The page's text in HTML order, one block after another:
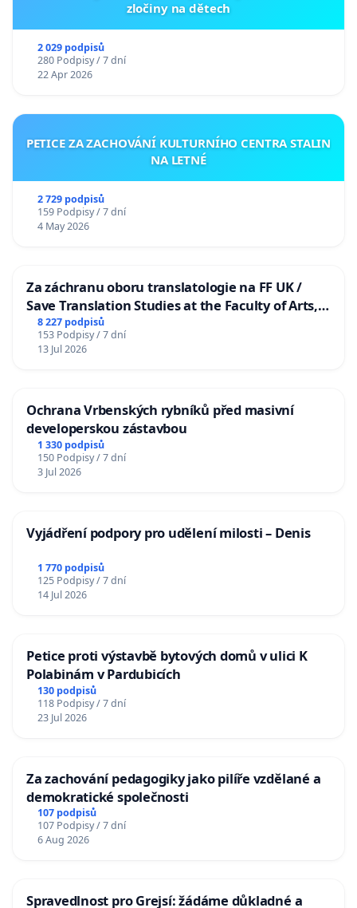
zločiny na dětech
2 029 podpisů
280 Podpisy / 7 dní
22 Apr 2026
PETICE ZA ZACHOVÁNÍ KULTURNÍHO CENTRA STALIN
NA LETNÉ
2 729 podpisů
159 Podpisy / 7 dní
4 May 2026
Za záchranu oboru translatologie na FF UK /
Save Translation Studies at the Faculty of Arts,
Charles University
8 227 podpisů
153 Podpisy / 7 dní
13 Jul 2026
Ochrana Vrbenských rybníků před masivní
developerskou zástavbou
1 330 podpisů
150 Podpisy / 7 dní
3 Jul 2026
Vyjádření podpory pro udělení milosti – Denis
1 770 podpisů
125 Podpisy / 7 dní
14 Jul 2026
Petice proti výstavbě bytových domů v ulici K
Polabinám v Pardubicích
130 podpisů
118 Podpisy / 7 dní
23 Jul 2026
Za zachování pedagogiky jako pilíře vzdělané a
demokratické společnosti
107 podpisů
107 Podpisy / 7 dní
6 Aug 2026
Spravedlnost pro Grejsí: žádáme důkladné a